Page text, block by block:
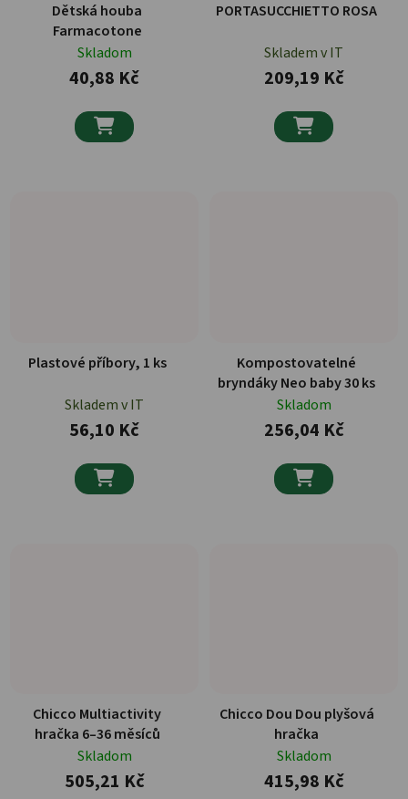
Dětská houba
Farmacotone
Skladom
40,88 Kč

PORTASUCCHIETTO ROSA
Skladem v IT
209,19 Kč

Plastové příbory, 1 ks
Skladem v IT
56,10 Kč

Kompostovatelné
bryndáky Neo baby 30 ks
Skladom
256,04 Kč

Chicco Multiactivity
hračka 6–36 měsíců
Skladom
505,21 Kč
Chicco Dou Dou plyšová
hračka
Skladom
415,98 Kč